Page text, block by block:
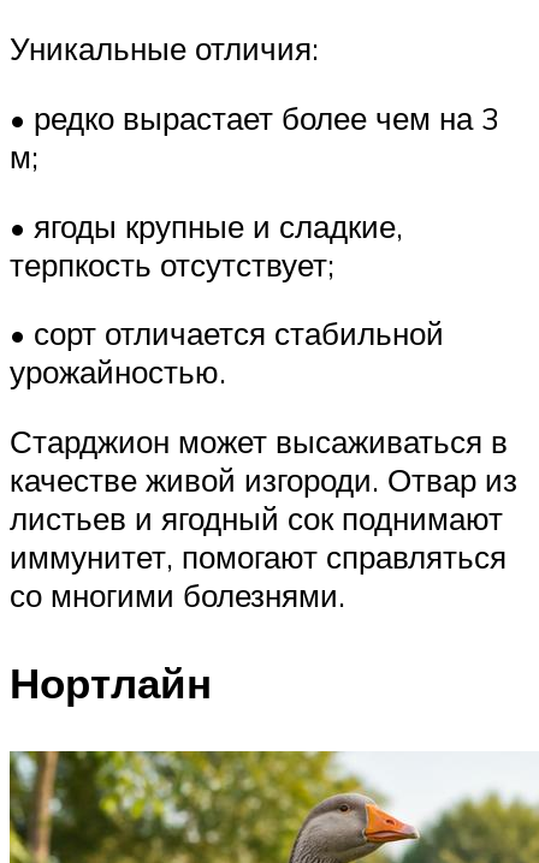
Уникальные отличия:
• редко вырастает более чем на 3
м;
• ягоды крупные и сладкие,
терпкость отсутствует;
• сорт отличается стабильной
урожайностью.
Старджион может высаживаться в
качестве живой изгороди. Отвар из
листьев и ягодный сок поднимают
иммунитет, помогают справляться
со многими болезнями.
Нортлайн